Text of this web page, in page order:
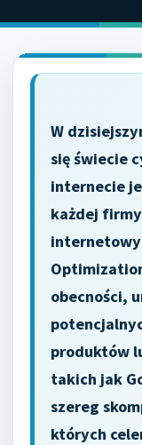
W
się świecie
internecie
każdej
obecności,
produktów
takich jak
szereg
których